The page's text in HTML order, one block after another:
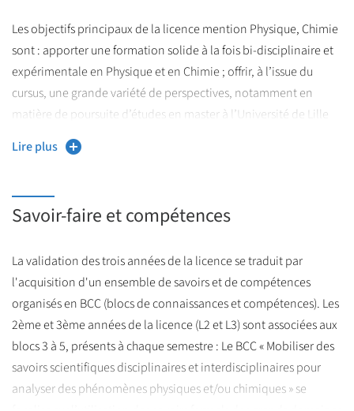
Les objectifs principaux de la licence mention Physique, Chimie
sont : apporter une formation solide à la fois bi-disciplinaire et
expérimentale en Physique et en Chimie ; offrir, à l’issue du
cursus, une grande variété de perspectives, notamment en
matière de poursuite d’études en master à l’Université de Lille
ou dans d’autres universités, en France ou à l’étranger.
Localement, la formation permet aux étudiants de candidater :
de physique et de chimie de l’Université, adossés à des
laboratoires de très haut niveau international ; au master M2E
savoir que les formations bi-disciplinaires en physique et en
chimie s’avèrent aujourd’hui indispensables pour exercer une
profession associée aux technologies émergentes (matériaux,
énergie, environnement ,...) et pour comprendre de manière
approfondie les nombreux phénomènes complexes rencontrés
en Sciences Physiques. La licence mention Physique, Chimie est
également la filière de choix pour pouvoir accéder au métier de
Lire plus
Savoir-faire et compétences
La validation des trois années de la licence se traduit par
l'acquisition d'un ensemble de savoirs et de compétences
organisés en BCC (blocs de connaissances et compétences). Les
2ème et 3ème années de la licence (L2 et L3) sont associées aux
blocs 3 à 5, présents à chaque semestre : Le BCC « Mobiliser des
savoirs scientifiques disciplinaires et interdisciplinaires pour
analyser des phénomènes physiques et/ou chimiques » se